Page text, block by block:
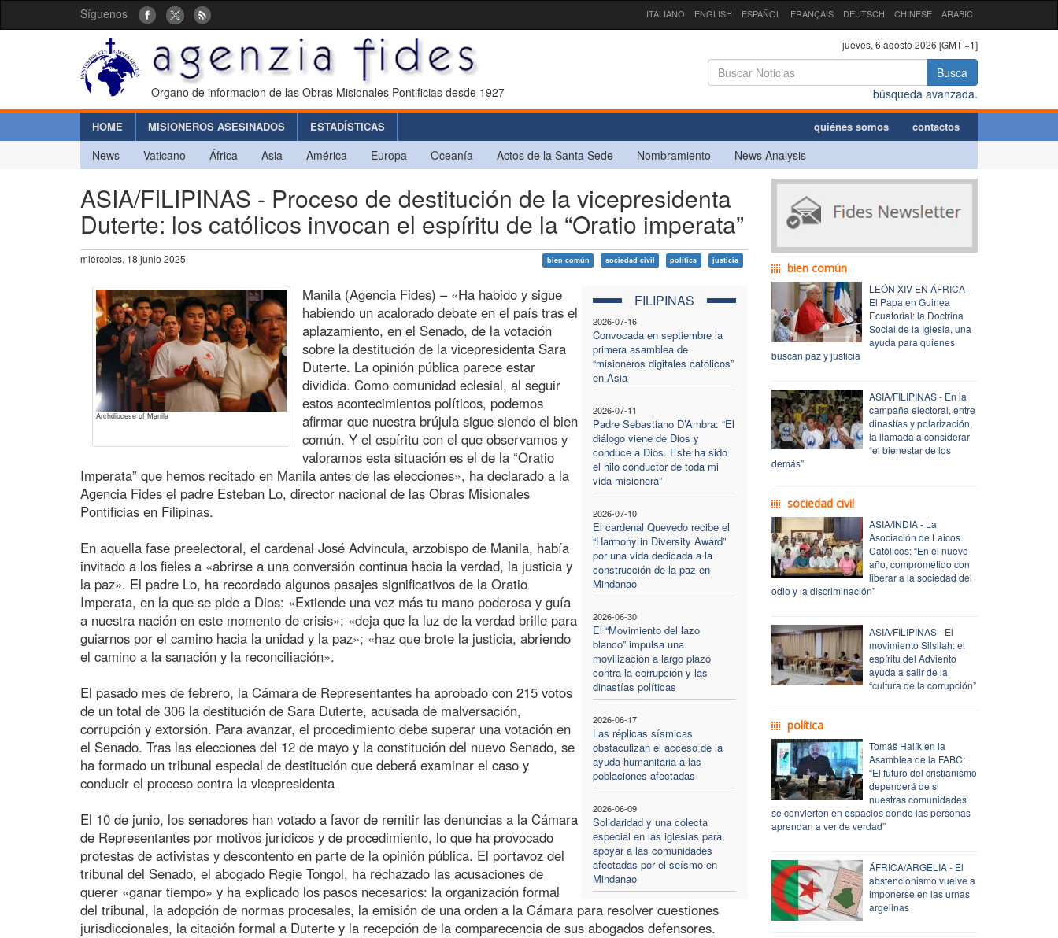
Síguenos ITALIANO ENGLISH ESPAÑOL FRANÇAIS DEUTSCH CHINESE ARABIC
Organo de informacion de las Obras Misionales Pontificias desde 1927
jueves, 6 agosto 2026 [GMT +1]
Busca
búsqueda avanzada.
HOME MISIONEROS ASESINADOS ESTADÍSTICAS quiénes somos contactos
News Vaticano África Asia América Europa Oceanía Actos de la Santa Sede Nombramiento News Analysis
ASIA/FILIPINAS - Proceso de destitución de la vicepresidenta
Duterte: los católicos invocan el espíritu de la “Oratio imperata”
miércoles, 18 junio 2025 bien común sociedad civil política justicia
Archdiocese of Manila
FILIPINAS
2026-07-16
Convocada en septiembre la
primera asamblea de
“misioneros digitales católicos”
en Asia
2026-07-11
Padre Sebastiano D’Ambra: “El
diálogo viene de Dios y
conduce a Dios. Este ha sido
el hilo conductor de toda mi
vida misionera”
2026-07-10
El cardenal Quevedo recibe el
“Harmony in Diversity Award”
por una vida dedicada a la
construcción de la paz en
Mindanao
2026-06-30
El “Movimiento del lazo
blanco” impulsa una
movilización a largo plazo
contra la corrupción y las
dinastías políticas
2026-06-17
Las réplicas sísmicas
obstaculizan el acceso de la
ayuda humanitaria a las
poblaciones afectadas
2026-06-09
Solidaridad y una colecta
especial en las iglesias para
apoyar a las comunidades
afectadas por el seísmo en
Mindanao
Manila (Agencia Fides) – «Ha habido y sigue
habiendo un acalorado debate en el país tras el
aplazamiento, en el Senado, de la votación
sobre la destitución de la vicepresidenta Sara
Duterte. La opinión pública parece estar
dividida. Como comunidad eclesial, al seguir
estos acontecimientos políticos, podemos
afirmar que nuestra brújula sigue siendo el bien
común. Y el espíritu con el que observamos y
valoramos esta situación es el de la “Oratio
Imperata” que hemos recitado en Manila antes de las elecciones», ha declarado a la
Agencia Fides el padre Esteban Lo, director nacional de las Obras Misionales
Pontificias en Filipinas.
En aquella fase preelectoral, el cardenal José Advincula, arzobispo de Manila, había
invitado a los fieles a «abrirse a una conversión continua hacia la verdad, la justicia y
la paz». El padre Lo, ha recordado algunos pasajes significativos de la Oratio
Imperata, en la que se pide a Dios: «Extiende una vez más tu mano poderosa y guía
a nuestra nación en este momento de crisis»; «deja que la luz de la verdad brille para
guiarnos por el camino hacia la unidad y la paz»; «haz que brote la justicia, abriendo
el camino a la sanación y la reconciliación».
El pasado mes de febrero, la Cámara de Representantes ha aprobado con 215 votos
de un total de 306 la destitución de Sara Duterte, acusada de malversación,
corrupción y extorsión. Para avanzar, el procedimiento debe superar una votación en
el Senado. Tras las elecciones del 12 de mayo y la constitución del nuevo Senado, se
ha formado un tribunal especial de destitución que deberá examinar el caso y
conducir el proceso contra la vicepresidenta
El 10 de junio, los senadores han votado a favor de remitir las denuncias a la Cámara
de Representantes por motivos jurídicos y de procedimiento, lo que ha provocado
protestas de activistas y descontento en parte de la opinión pública. El portavoz del
tribunal del Senado, el abogado Regie Tongol, ha rechazado las acusaciones de
querer «ganar tiempo» y ha explicado los pasos necesarios: la organización formal
del tribunal, la adopción de normas procesales, la emisión de una orden a la Cámara para resolver cuestiones
jurisdiccionales, la citación formal a Duterte y la recepción de la comparecencia de sus abogados defensores.
bien común
LEÓN XIV EN ÁFRICA -
El Papa en Guinea
Ecuatorial: la Doctrina
Social de la Iglesia, una
ayuda para quienes
buscan paz y justicia
ASIA/FILIPINAS - En la
campaña electoral, entre
dinastías y polarización,
la llamada a considerar
“el bienestar de los
demás”
sociedad civil
ASIA/INDIA - La
Asociación de Laicos
Católicos: “En el nuevo
año, comprometido con
liberar a la sociedad del
odio y la discriminación”
ASIA/FILIPINAS - El
movimiento Silsilah: el
espíritu del Adviento
ayuda a salir de la
“cultura de la corrupción”
política
Tomáš Halík en la
Asamblea de la FABC:
“El futuro del cristianismo
dependerá de si
nuestras comunidades
se convierten en espacios donde las personas
aprendan a ver de verdad”
ÁFRICA/ARGELIA - El
abstencionismo vuelve a
imponerse en las urnas
argelinas